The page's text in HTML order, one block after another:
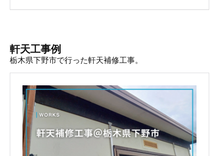
軒天工事例
栃木県下野市で行った軒天補修工事。